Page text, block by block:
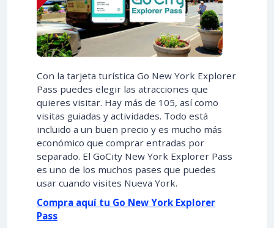
Con la tarjeta turística Go New York Explorer
Pass puedes elegir las atracciones que
quieres visitar. Hay más de 105, así como
visitas guiadas y actividades. Todo está
incluido a un buen precio y es mucho más
económico que comprar entradas por
separado. El GoCity New York Explorer Pass
es uno de los muchos pases que puedes
usar cuando visites Nueva York.
Compra aquí tu Go New York Explorer
Pass